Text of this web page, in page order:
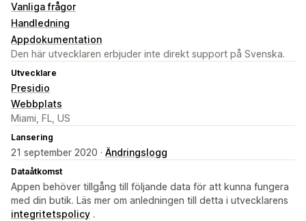
Vanliga frågor
Handledning
Appdokumentation
Den här utvecklaren erbjuder inte direkt support på Svenska.
Utvecklare
Presidio
Webbplats
Miami, FL, US
Lansering
21 september 2020 · Ändringslogg
Dataåtkomst
Appen behöver tillgång till följande data för att kunna fungera
med din butik. Läs mer om anledningen till detta i utvecklarens
integritetspolicy .